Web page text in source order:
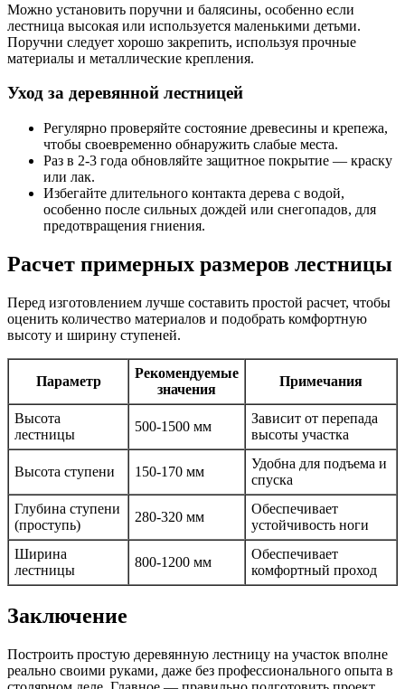
Можно установить поручни и балясины, особенно если
лестница высокая или используется маленькими детьми.
Поручни следует хорошо закрепить, используя прочные
материалы и металлические крепления.
Уход за деревянной лестницей
Регулярно проверяйте состояние древесины и крепежа,
чтобы своевременно обнаружить слабые места.
Раз в 2-3 года обновляйте защитное покрытие — краску
или лак.
Избегайте длительного контакта дерева с водой,
особенно после сильных дождей или снегопадов, для
предотвращения гниения.
Расчет примерных размеров лестницы
Перед изготовлением лучше составить простой расчет, чтобы
оценить количество материалов и подобрать комфортную
высоту и ширину ступеней.
Параметр
Рекомендуемые
значения
Примечания
Высота
лестницы
500-1500 мм
Зависит от перепада
высоты участка
Высота ступени 150-170 мм
Удобна для подъема и
спуска
Глубина ступени
(проступь)
280-320 мм
Обеспечивает
устойчивость ноги
Ширина
лестницы
800-1200 мм
Обеспечивает
комфортный проход
Заключение
Построить простую деревянную лестницу на участок вполне
реально своими руками, даже без профессионального опыта в